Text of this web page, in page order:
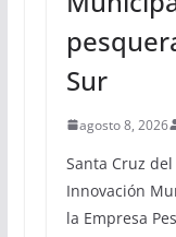
Sur
agosto 8, 2026
Santa Cruz
Innovación
la Empresa